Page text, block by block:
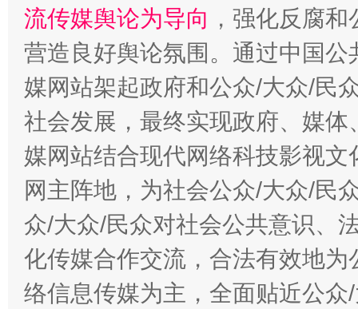
千年窑火 生生不息
揭开“小金库”的免责幌子
流传媒舆论为导向 ，强化反腐
营造良好舆论氛围。通过中国
媒网站架起政府和公众/大众/民
社会发展，最终实现政府、媒
媒网站结合现代网络科技影视
网主阵地，为社会公众/大众/民
众/大众/民众对社会公共意识、
化传媒合作交流，合法有效地
络信息传媒为主，全面贴近公